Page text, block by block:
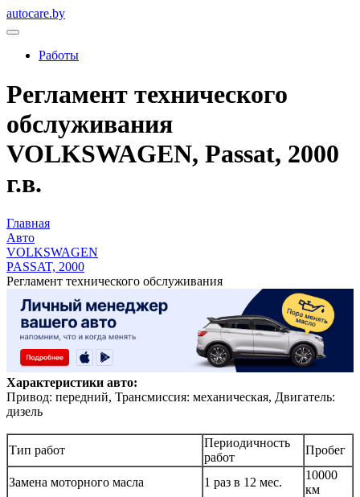
autocare.by
Работы
Регламент технического
обслуживания
VOLKSWAGEN, Passat, 2000
г.в.
Главная
Авто
VOLKSWAGEN
PASSAT, 2000
Регламент технического обслуживания
Характеристики авто:
Привод: передний, Трансмиссия: механическая, Двигатель:
дизель
Тип работ
Периодичность
работ
Пробег
Замена моторного масла 1 раз в 12 мес.
10000
км